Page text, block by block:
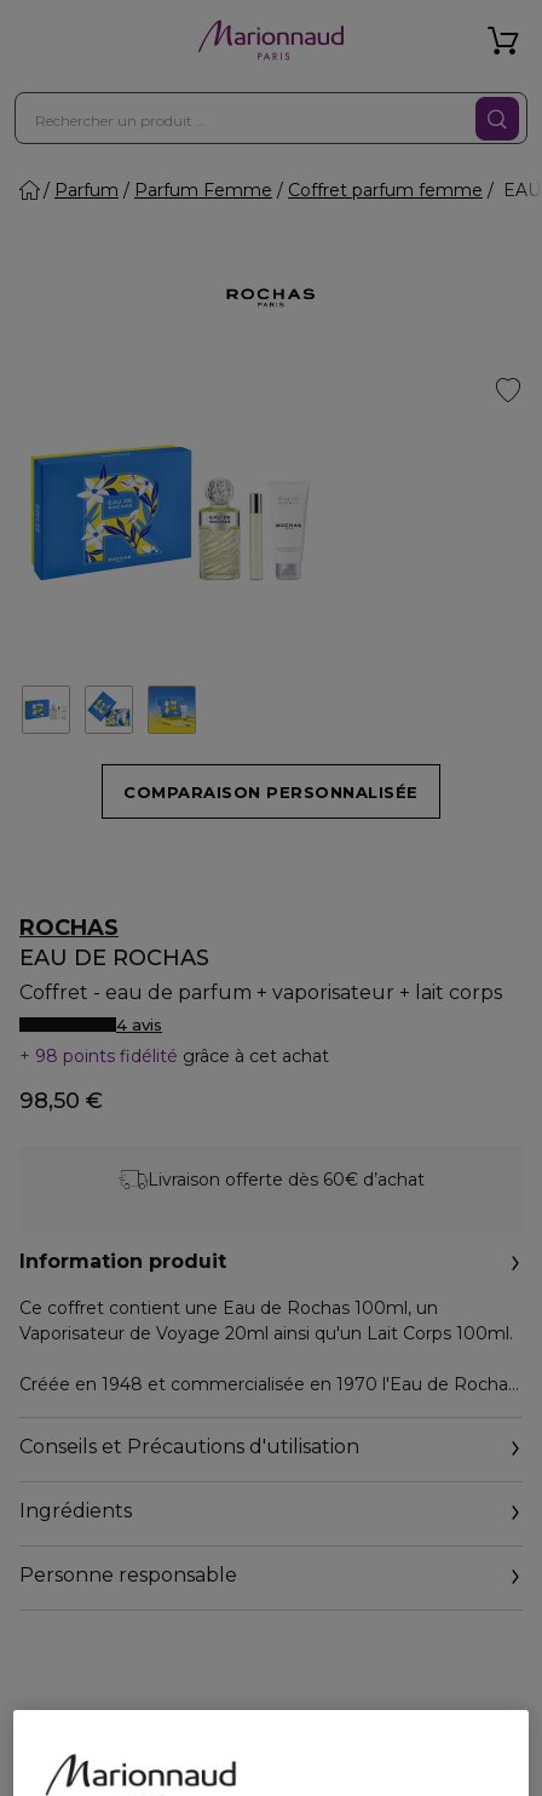
Parfum Parfum Femme Coffret parfum femme
COMPARAISON PERSONNALISÉE
ROCHAS
EAU DE ROCHAS
Coffret - eau de parfum + vaporisateur + lait corps
4 avis
98 points fidélité grâce à cet achat
98,50 €
Livraison offerte dès 60€ d’achat
Information produit
Ce coffret contient une Eau de Rochas 100ml, un
Vaporisateur de Voyage 20ml ainsi qu'un Lait Corps 100ml.
Créée en 1948 et commercialisée en 1970 l'Eau de Rochas
mythiques de la parfumerie.
Première Cologne pour femme de l'histoire de la
des paradoxes.
Tout à la fois délicate comme une brassée de fleurs
fraîchement cueillies : Narcisse, Jasmin, Muguet, infusées
savoir-faire français.
Conseils et Précautions d'utilisation
Ingrédients
Personne responsable